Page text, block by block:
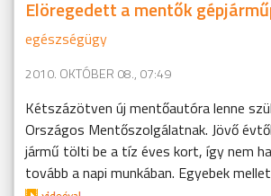
Elöregedett a mentők
egészségügy
2010. OKTÓBER 08., 07:49
Kétszázötven új mentőautóra lenne
Országos Mentőszolgálatnak. Jövő
jármű tölti be a tíz éves kort, így nem
tovább a napi munkában. Egyebek